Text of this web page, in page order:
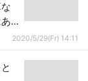
2020/5/29(Fr) 14:11